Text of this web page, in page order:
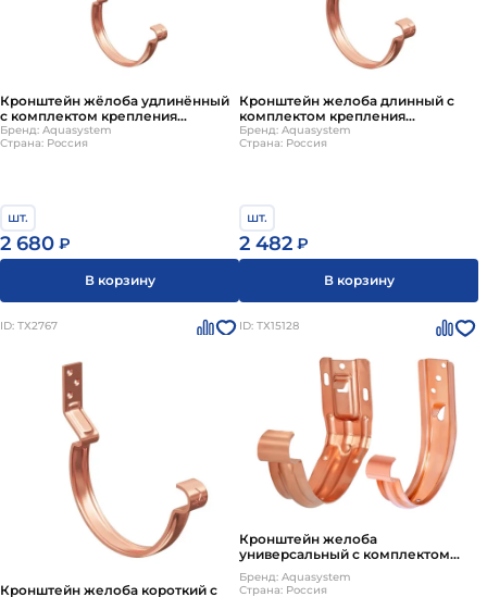
Кронштейн жёлоба удлинённый
с комплектом крепления
модернизированный усиленный
медный
Бренд: Aquasystem
Страна: Россия
шт.
2 680 ₽
В корзину
Кронштейн желоба длинный с
комплектом крепления
модернизированный усиленный
медный
Бренд: Aquasystem
Страна: Россия
шт.
2 482 ₽
В корзину
ID: ТХ2767
Кронштейн желоба короткий с
ID: ТХ15128
Кронштейн желоба
универсальный с комплектом
крепления медный
Бренд: Aquasystem
Страна: Россия